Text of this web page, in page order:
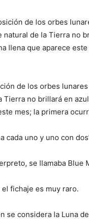
de los orbes
Tierra no brillará en
mes; la primera
cada uno y uno con
se llamaba Blue
fichaje es muy raro.
se considera la Luna